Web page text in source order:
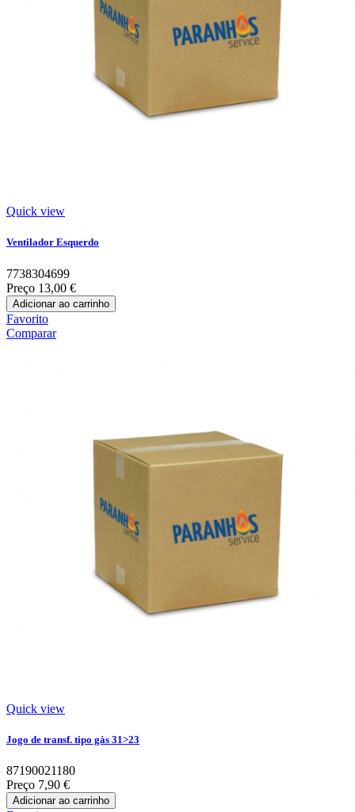
Quick view
Ventilador Esquerdo
7738304699
Preço 13,00 €
Adicionar ao carrinho
Favorito
Comparar
Quick view
Jogo de transf. tipo gàs 31>23
87190021180
Preço 7,90 €
Adicionar ao carrinho